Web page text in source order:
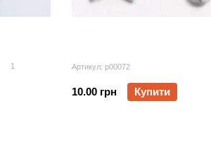
1 Артикул: p00072
10.00 грн Купити